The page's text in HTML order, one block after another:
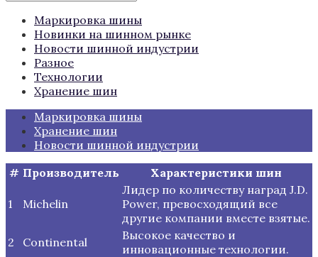
Маркировка шины
Новинки на шинном рынке
Новости шинной индустрии
Разное
Технологии
Хранение шин
Маркировка шины
Хранение шин
Новости шинной индустрии
# Производитель Характеристики шин
1 Michelin
Лидер по количеству наград J.D.
Power, превосходящий все
другие компании вместе взятые.
2
Continental
Высокое качество и
инновационные технологии.